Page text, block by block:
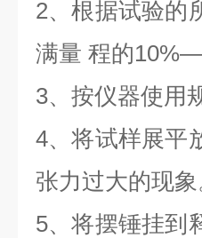
2、根据试验的
满量 程的
3、按仪器使用
4、将试样展平
张力过大的现
5、将摆锤挂到